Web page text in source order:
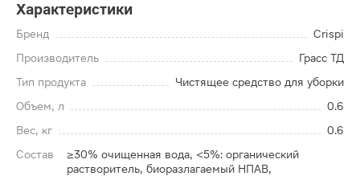
Характеристики
Бренд
Crispi
Производитель
Грасс ТД
Тип продукта
Чистящее средство для уборки
Объем, л
0.6
Вес, кг
0.6
Состав
≥30% очищенная вода, <5%: органический
растворитель, биоразлагаемый НПАВ,